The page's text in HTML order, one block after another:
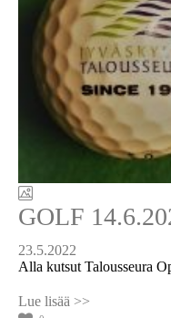
GOLF
23.5.2022
Alla kutsut Talousseura